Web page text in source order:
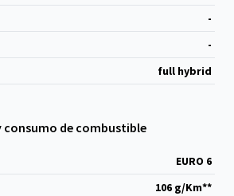
-
-
full hybrid
consumo de combustible
EURO 6
106 g/Km**